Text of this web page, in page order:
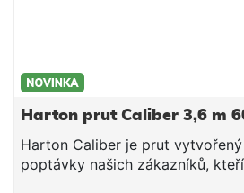
Harton prut Caliber 3,6 m
Harton Caliber je prut
poptávky našich zákazníků,